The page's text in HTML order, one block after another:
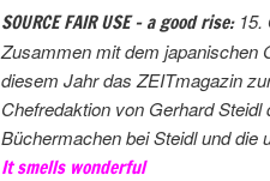
SOURCE FAIR USE – a good rise:15.
Zusammen mit dem japanischen
diesem Jahr das ZEITmagazin
Chefredaktion von Gerhard
Büchermachen bei Steidl und die
It smells wonderful